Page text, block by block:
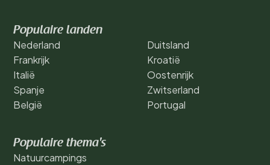
Populaire landen
Nederland
Frankrijk
Italië
Spanje
België
Duitsland
Kroatië
Oostenrijk
Zwitserland
Portugal
Populaire thema's
Natuurcampings